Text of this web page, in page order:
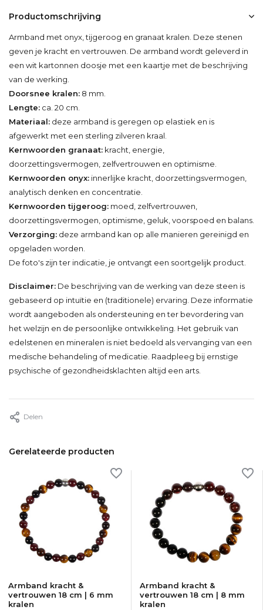
Productomschrijving
Armband met onyx, tijgeroog en granaat kralen. Deze stenen
geven je kracht en vertrouwen. De armband wordt geleverd in
een wit kartonnen doosje met een kaartje met de beschrijving
van de werking.
Doorsnee kralen: 8 mm.
Lengte: ca. 20 cm.
Materiaal: deze armband is geregen op elastiek en is
afgewerkt met een sterling zilveren kraal.
Kernwoorden granaat: kracht, energie,
doorzettingsvermogen, zelfvertrouwen en optimisme.
Kernwoorden onyx: innerlijke kracht, doorzettingsvermogen,
analytisch denken en concentratie.
Kernwoorden tijgeroog: moed, zelfvertrouwen,
doorzettingsvermogen, optimisme, geluk, voorspoed en balans.
Verzorging: deze armband kan op alle manieren gereinigd en
opgeladen worden.
De foto's zijn ter indicatie, je ontvangt een soortgelijk product.
Disclaimer: De beschrijving van de werking van deze steen is
gebaseerd op intuïtie en (traditionele) ervaring. Deze informatie
wordt aangeboden als ondersteuning en ter bevordering van
het welzijn en de persoonlijke ontwikkeling. Het gebruik van
edelstenen en mineralen is niet bedoeld als vervanging van een
medische behandeling of medicatie. Raadpleeg bij ernstige
psychische of gezondheidsklachten altijd een arts.
Delen
Gerelateerde producten
Armband kracht &
vertrouwen 18 cm | 6 mm
kralen
Armband kracht &
vertrouwen 18 cm | 8 mm
kralen